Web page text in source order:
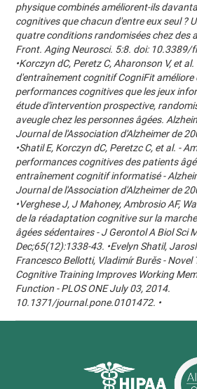
physique combinés améliorent-ils
cognitives que chacun d'entre eux seul ?
quatre conditions randomisées chez des
Front. Aging Neurosci. 5:8. doi: 10.3389/
•Korczyn dC, Peretz C, Aharonson V, et
d'entraînement cognitif CogniFit améliore
performances cognitives que les jeux
étude d'intervention prospective,
aveugle chez les personnes âgées.
Journal de l'Association d'Alzheimer de
•Shatil E, Korczyn dC, Peretzc C, et al. -
performances cognitives des patients
entraînement cognitif informatisé -
Journal de l'Association d'Alzheimer de
•Verghese J, J Mahoney, Ambrosio AF,
de la réadaptation cognitive sur la
âgées sédentaires - J Gerontol A Biol Sci
Dec;65(12):1338-43. •Evelyn Shatil,
Francesco Bellotti, Vladimír Burěs - Novel
Cognitive Training Improves Working
Function - PLOS ONE July 03, 2014.
10.1371/journal.pone.0101472. •